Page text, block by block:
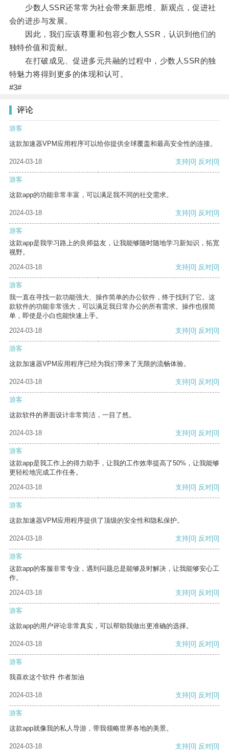
少数人SSR还常常为社会带来新思维、新观点，促进社
会的进步与发展。
因此，我们应该尊重和包容少数人SSR，认识到他们的
独特价值和贡献。
在打破成见、促进多元共融的过程中，少数人SSR的独
特魅力将得到更多的体现和认可。
#3#
评论
游客
这款加速器VPM应用程序可以给你提供全球覆盖和最高安全性的连接。
2024-03-18 支持[0] 反对[0]
游客
这款app的功能非常丰富，可以满足我不同的社交需求。
2024-03-18 支持[0] 反对[0]
游客
这款app是我学习路上的良师益友，让我能够随时随地学习新知识，拓宽
视野。
2024-03-18
支持[0] 反对[0]
游客
我一直在寻找一款功能强大、操作简单的办公软件，终于找到了它。这
款软件的功能非常强大，可以满足我日常办公的所有需求。操作也很简
单，即使是小白也能快速上手。
2024-03-18
支持[0] 反对[0]
游客
这款加速器VPM应用程序已经为我们带来了无限的流畅体验。
2024-03-18 支持[0] 反对[0]
游客
这款软件的界面设计非常简洁，一目了然。
2024-03-18 支持[0] 反对[0]
游客
这款app是我工作上的得力助手，让我的工作效率提高了50%，让我能够
更轻松地完成工作任务。
2024-03-18
支持[0] 反对[0]
游客
这款加速器VPM应用程序提供了顶级的安全性和隐私保护。
2024-03-18 支持[0] 反对[0]
游客
这款app的客服非常专业，遇到问题总是能够及时解决，让我能够安心工
作。
2024-03-18
支持[0] 反对[0]
游客
这款app的用户评论非常真实，可以帮助我做出更准确的选择。
2024-03-18 支持[0] 反对[0]
游客
我喜欢这个软件 作者加油
2024-03-18 支持[0] 反对[0]
游客
这款app就像我的私人导游，带我领略世界各地的美景。
2024-03-18 支持[0] 反对[0]